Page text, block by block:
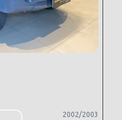
2002/2003